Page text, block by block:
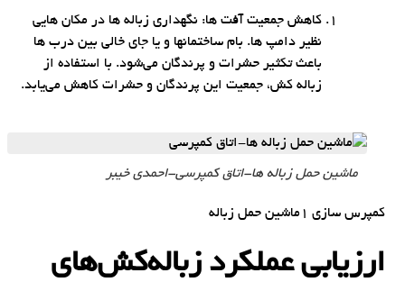
کاهش جمعیت آفت ها: نگهداری زباله ها در مکان هایی
نظیر دامپ ها. بام ساختمانها و یا جای خالی بین درب ها
باعث تکثیر حشرات و پرندگان می‌شود. با استفاده از
زباله کش، جمعیت این پرندگان و حشرات کاهش می‌یابد.
ماشین حمل زباله ها-اتاق کمپرسی-احمدی خیبر
کمپرس سازی 1ماشین حمل زباله
ارزیابی عملکرد زباله‌کش‌های